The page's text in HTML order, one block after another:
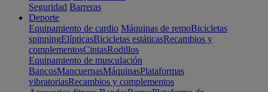
Seguridad Barreras
Deporte
Equipamiento de cardio Máquinas de remoBicicletas
spinningElípticasBicicletas estáticasRecambios y
complementosCintasRodillos
Equipamiento de musculación
BancosMancuernasMáquinasPlataformas
vibratoriasRecambios y complementos